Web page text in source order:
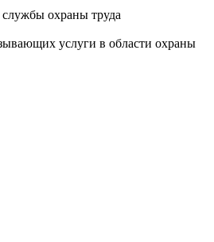
охраны труда
услуги в области охраны